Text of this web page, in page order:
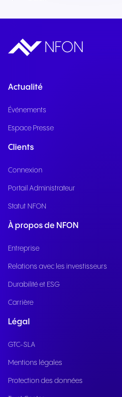
Actualité
Événements
Espace Presse
Clients
Connexion
Portail Administrateur
Statut NFON
À propos de NFON
Entreprise
Relations avec les investisseurs
Durabilité et ESG
Carrière
Légal
GTC-SLA
Mentions légales
Protection des données